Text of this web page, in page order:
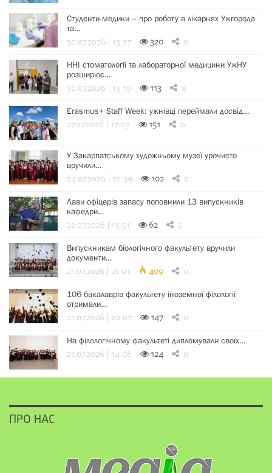
Студенти-медики – про роботу в лікарнях Ужгорода
та…
30.07.2026 | 13:37 320 0
ННІ стоматології та лабораторної медицини УжНУ
розширює…
30.07.2026 | 13:19 113 0
Erasmus+ Staff Week: ужнівці переймали досвід…
27.07.2026 | 17:03 151 0
У Закарпатському художньому музеї урочисто
вручили…
24.07.2026 | 10:39 102 0
Лави офіцерів запасу поповнили 13 випускників
кафедри…
22.07.2026 | 15:51 62 0
Випускникам біологічного факультету вручили
документи…
21.07.2026 | 21:01 409 0
106 бакалаврів факультету іноземної філології
отримали…
21.07.2026 | 20:07 147 0
На філологічному факультеті дипломували своїх…
21.07.2026 | 14:06 124 0
ПРО НАС